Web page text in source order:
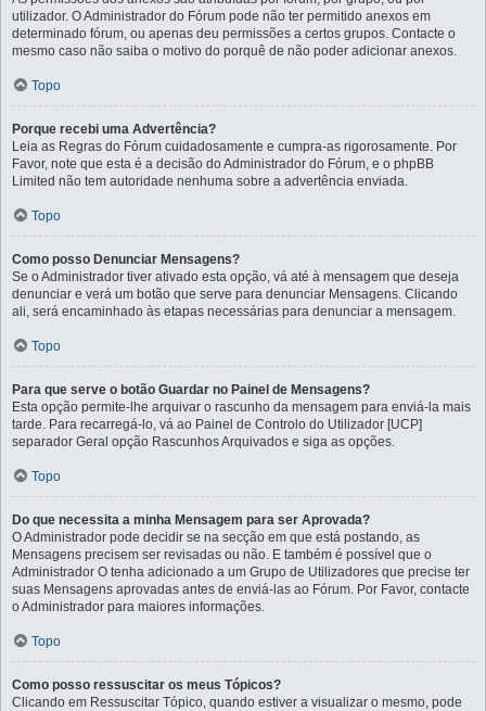
utilizador. O Administrador do Fórum pode não ter permitido anexos em
determinado fórum, ou apenas deu permissões a certos grupos. Contacte o
mesmo caso não saiba o motivo do porquê de não poder adicionar anexos.
Topo
Porque recebi uma Advertência?
Leia as Regras do Fórum cuidadosamente e cumpra-as rigorosamente. Por
Favor, note que esta é a decisão do Administrador do Fórum, e o phpBB
Limited não tem autoridade nenhuma sobre a advertência enviada.
Topo
Como posso Denunciar Mensagens?
Se o Administrador tiver ativado esta opção, vá até à mensagem que deseja
denunciar e verá um botão que serve para denunciar Mensagens. Clicando
ali, será encaminhado às etapas necessárias para denunciar a mensagem.
Topo
Para que serve o botão Guardar no Painel de Mensagens?
Esta opção permite-lhe arquivar o rascunho da mensagem para enviá-la mais
tarde. Para recarregá-lo, vá ao Painel de Controlo do Utilizador [UCP]
separador Geral opção Rascunhos Arquivados e siga as opções.
Topo
Do que necessita a minha Mensagem para ser Aprovada?
O Administrador pode decidir se na secção em que está postando, as
Mensagens precisem ser revisadas ou não. E também é possível que o
Administrador O tenha adicionado a um Grupo de Utilizadores que precise ter
suas Mensagens aprovadas antes de enviá-las ao Fórum. Por Favor, contacte
o Administrador para maiores informações.
Topo
Como posso ressuscitar os meus Tópicos?
Clicando em Ressuscitar Tópico, quando estiver a visualizar o mesmo, pode